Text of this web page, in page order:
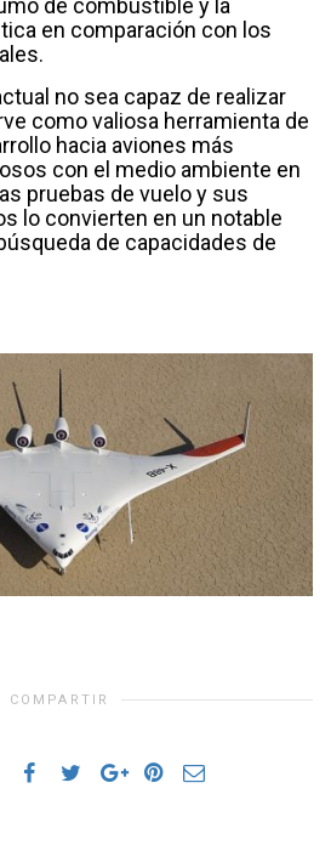
en comparación con los
no sea capaz de realizar
como valiosa herramienta de
hacia aviones más
con el medio ambiente en
pruebas de vuelo y sus
lo convierten en un notable
de capacidades de
COMPARTIR